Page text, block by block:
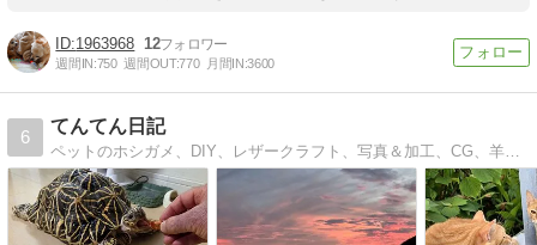
1963968 12
週間IN:750 週間OUT:770 月間IN:3600
6
てんてん日記
ペットのホシガメ、DIY、レザークラフト、写真＆加工、CG、羊毛フェルト等、多趣味おやじのブログです。バイクメインのブログでしたが、手放してしまいました。最近は、わが家のご飯とポケモンGOの記事が多いです。